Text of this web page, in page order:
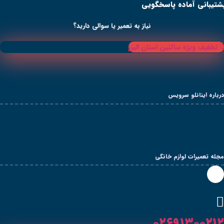
به تعمیر یا سوالی دارید؟
البرز